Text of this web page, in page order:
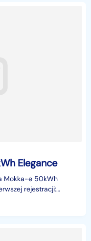
Elegance
Mokka-e 50kWh
rejestracji:
HatchbackPaliwo